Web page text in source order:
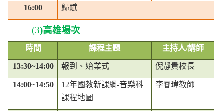
16:00 歸賦
(3)高雄場次
時間 課程主題 主持人/講師
13:30~14:00 報到、始業式 倪靜貴校長
14:00~14:50 12年國教新課綱-音樂科
課程地圖
李睿瑋教師